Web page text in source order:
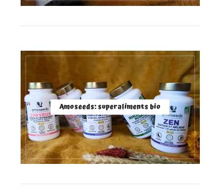
Amoseeds: superaliments bio